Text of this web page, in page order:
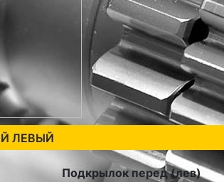
ЛЕВЫЙ
Подкрылок перед (лев)